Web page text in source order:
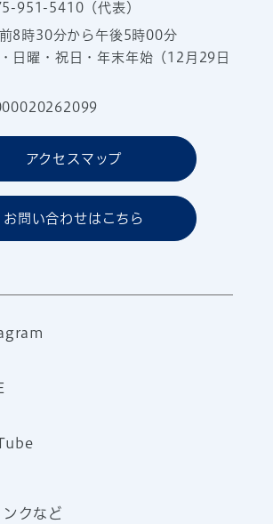
951-5410（代表）
前8時30分から午後5時00分
日曜・祝日・年末年始（12月29日
アクセスマップ
お問い合わせはこちら
クなど